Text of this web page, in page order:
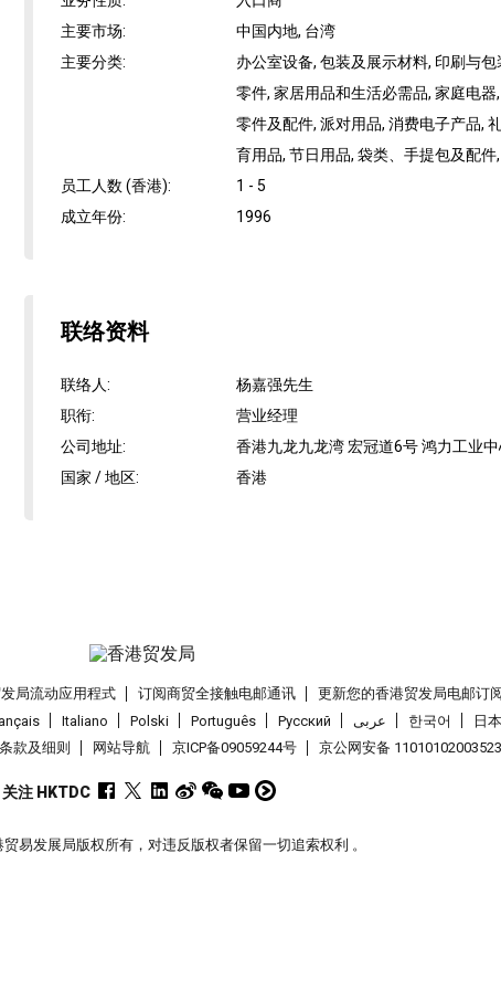
主要市场:
中国内地, 台湾
主要分类:
办公室设备, 包装及展示材料, 印刷与
零件, 家居用品和生活必需品, 家庭电
零件及配件, 派对用品, 消费电子产品,
育用品, 节日用品, 袋类、手提包及配
员工人数 (香港):
1 - 5
成立年份: 1996
联络资料
联络人:
杨嘉强先生
职衔:
营业经理
公司地址:
香港九龙九龙湾 宏冠道6号 鸿力工业
国家 / 地区: 香港
局流动应用程式 订阅商贸全接触电邮通讯 更新您的香港贸发局电邮订
Italiano Polski Português Pусский عربى 한국어
日
款及细则 网站导航 京ICP备09059244号 京公网安备
关注 HKTDC
贸易发展局版权所有，对违反版权者保留一切追索权利 。